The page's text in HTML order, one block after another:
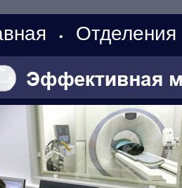
• Отделения